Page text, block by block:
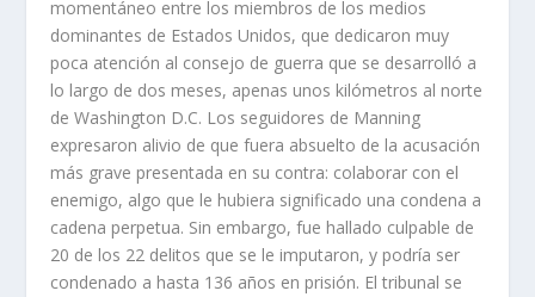
momentáneo entre los miembros de los medios
dominantes de Estados Unidos, que dedicaron muy
poca atención al consejo de guerra que se desarrolló a
lo largo de dos meses, apenas unos kilómetros al norte
de Washington D.C. Los seguidores de Manning
expresaron alivio de que fuera absuelto de la acusación
más grave presentada en su contra: colaborar con el
enemigo, algo que le hubiera significado una condena a
cadena perpetua. Sin embargo, fue hallado culpable de
20 de los 22 delitos que se le imputaron, y podría ser
condenado a hasta 136 años en prisión. El tribunal se